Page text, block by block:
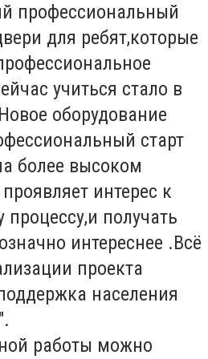
профессиональный
для ребят,которые
учиться стало в
оборудование
старт
более высоком
интерес к
процессу,и получать
интереснее .Всё
проекта
населения
работы можно